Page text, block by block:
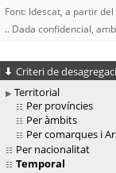
Font: Idescat, a partir
.. Dada confidencial,
Criteri de
Territorial
Per províncies
Per àmbits
Per comarques i
Per nacionalitat
Temporal